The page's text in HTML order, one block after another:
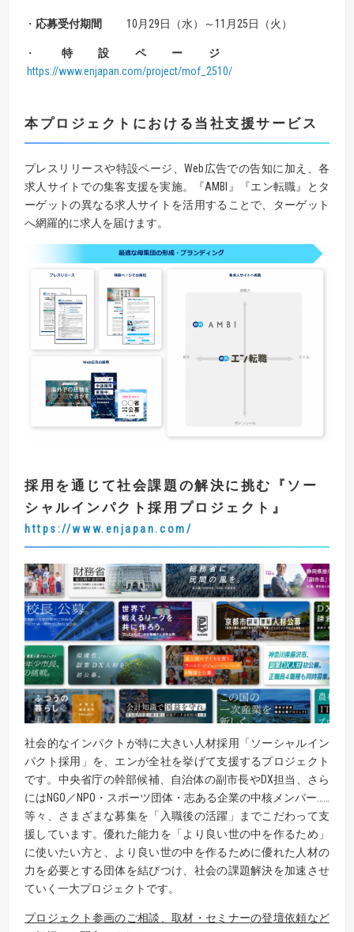
・ 応募受付期間 10月29日（水）～11月25日（火）
・ 特設ページ
https://www.enjapan.com/project/mof_2510/
本プロジェクトにおける当社支援サービス
プレスリリースや特設ページ、Web広告での告知に加え、各
求人サイトでの集客支援を実施。『AMBI』『エン転職』とタ
ーゲットの異なる求人サイトを活用することで、ターゲット
へ網羅的に求人を届けます。
採用を通じて社会課題の解決に挑む 『 ソー
シャルインパクト採用プロジェクト 』
https://www.enjapan.com/
社会的なインパクトが特に大きい人材採用「ソーシャルイン
パクト採用」を、エンが全社を挙げて支援するプロジェクト
です。中央省庁の幹部候補、自治体の副市長やDX担当、さら
にはNGO／NPO・スポーツ団体・志ある企業の中核メンバー……
等々、さまざまな募集を「入職後の活躍」までこだわって支
援しています。優れた能力を「より良い世の中を作るため」
に使いたい方と、より良い世の中を作るために優れた人材の
力を必要とする団体を結びつけ、社会の課題解決を加速させ
ていく一大プロジェクトです。
プロジェクト参画のご相談、取材・セミナーの登壇依頼など